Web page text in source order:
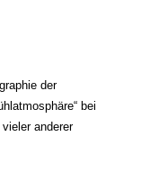
der
bei
anderer